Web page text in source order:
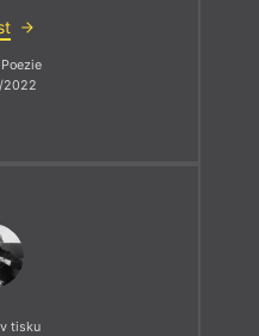
Poezie
2022
tisku